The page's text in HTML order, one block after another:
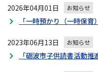
2026年04月01日 お知らせ
「一時預かり（一時保
2023年06月13日 お知らせ
「砺波市子供読書活動